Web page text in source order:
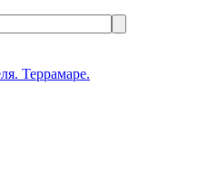
Террамаре.